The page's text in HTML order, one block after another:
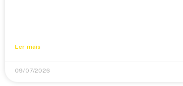
Ler mais
09/07/2026